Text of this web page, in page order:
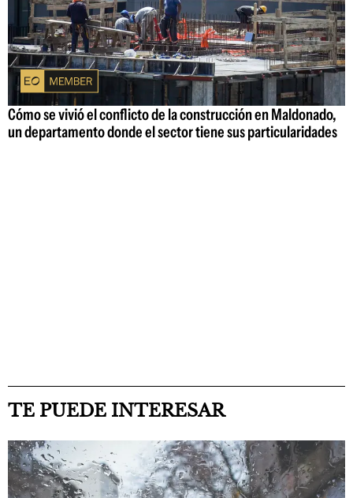
Cómo se vivió el conflicto de la construcción en Maldonado,
un departamento donde el sector tiene sus particularidades
TE PUEDE INTERESAR